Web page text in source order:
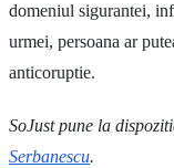
domeniul sigurantei,
urmei, persoana ar
anticoruptie.
SoJust pune la
Serbanescu.